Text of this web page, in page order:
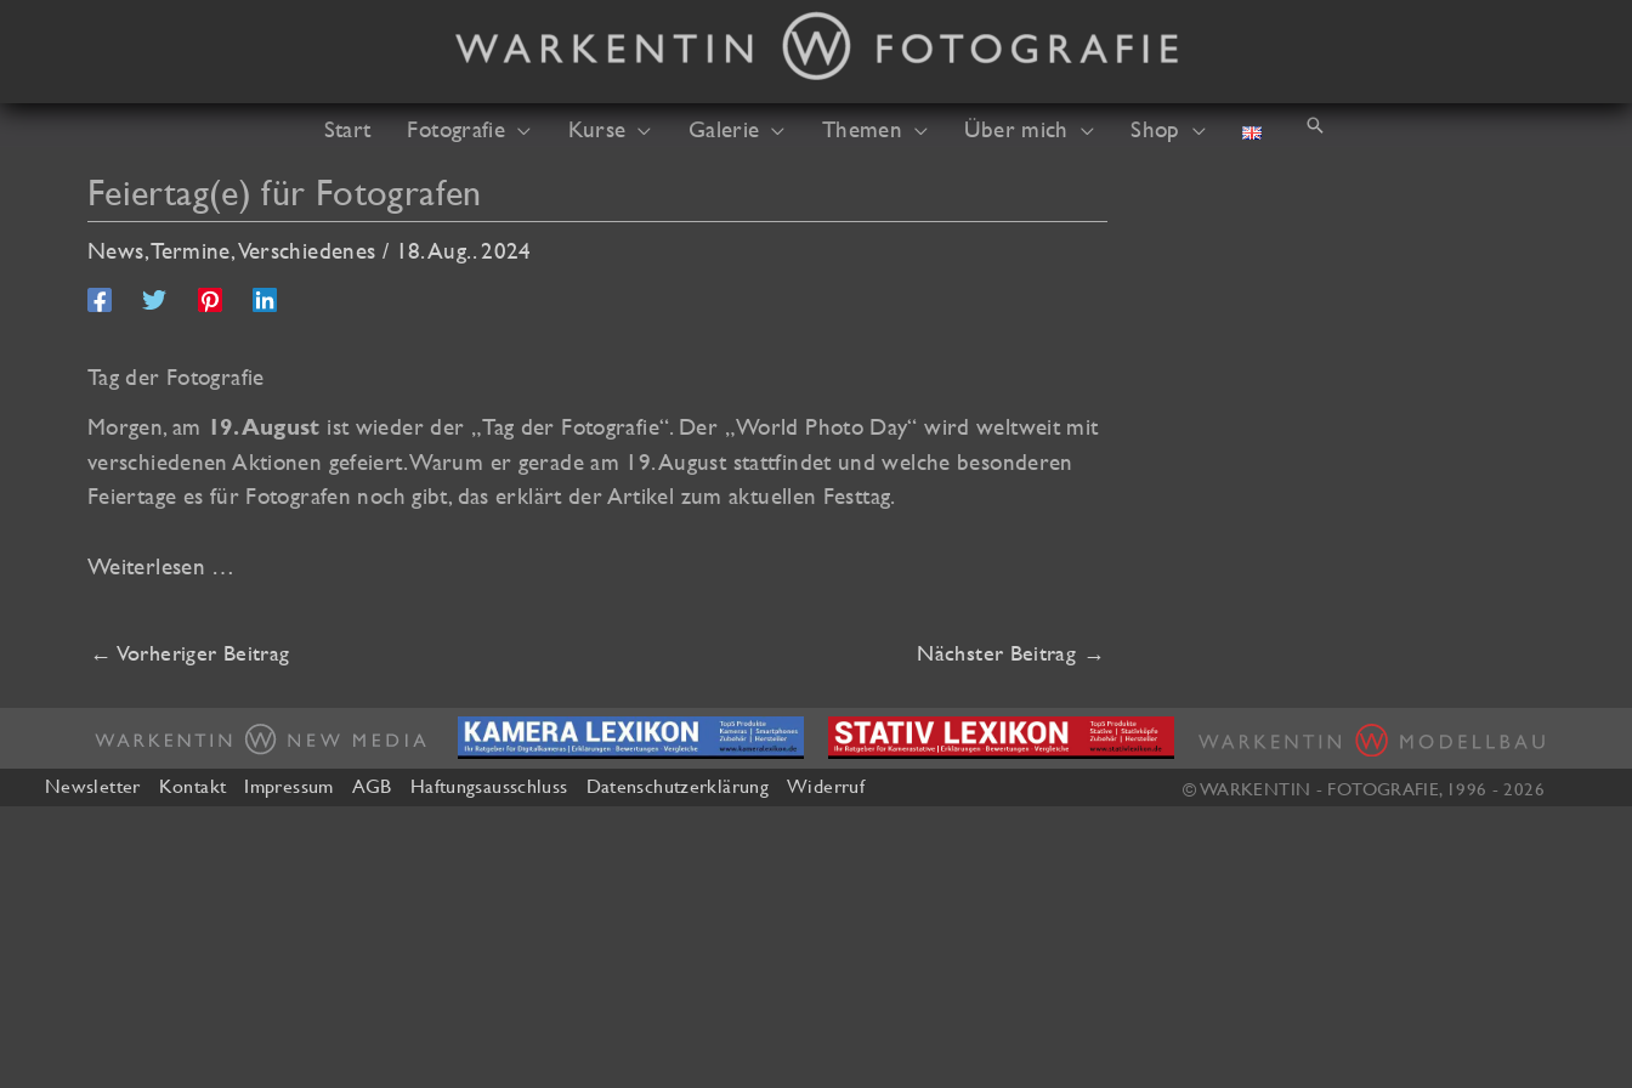
Start Fotografie Kurse Galerie Themen Über mich Shop Suchen
Feiertag(e) für Fotografen
News,Termine,Verschiedenes / 18. Aug.. 2024
Tag der Fotografie
Morgen, am 19. August ist wieder der „Tag der Fotografie“. Der „World Photo Day“ wird weltweit mit
verschiedenen Aktionen gefeiert. Warum er gerade am 19. August stattfindet und welche besonderen
Feiertage es für Fotografen noch gibt, das erklärt der Artikel zum aktuellen Festtag.
Weiterlesen …
← Vorheriger Beitrag Nächster Beitrag →
Newsletter Kontakt Impressum AGB Haftungsausschluss Datenschutzerklärung Widerruf © WARKENTIN - FOTOGRAFIE, 1996 - 2026